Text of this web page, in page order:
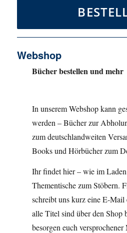
Webshop
Bücher bestellen und mehr
In unserem Webshop kann
werden – Bücher zur
zum deutschlandweiten
Books und Hörbücher zum
Ihr findet hier – wie im
Thementische zum Stöbern.
schreibt uns kurz eine E-
alle Titel sind über den Shop
besorgen euch versprochener